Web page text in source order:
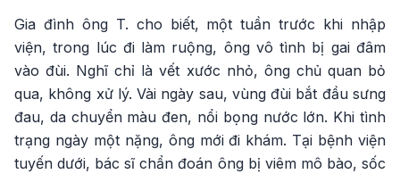
Gia đình ông T. cho biết, một tuần trước khi nhập
viện, trong lúc đi làm ruộng, ông vô tình bị gai đâm
vào đùi. Nghĩ chỉ là vết xước nhỏ, ông chủ quan bỏ
qua, không xử lý. Vài ngày sau, vùng đùi bắt đầu sưng
đau, da chuyển màu đen, nổi bọng nước lớn. Khi tình
trạng ngày một nặng, ông mới đi khám. Tại bệnh viện
tuyến dưới, bác sĩ chẩn đoán ông bị viêm mô bào, sốc